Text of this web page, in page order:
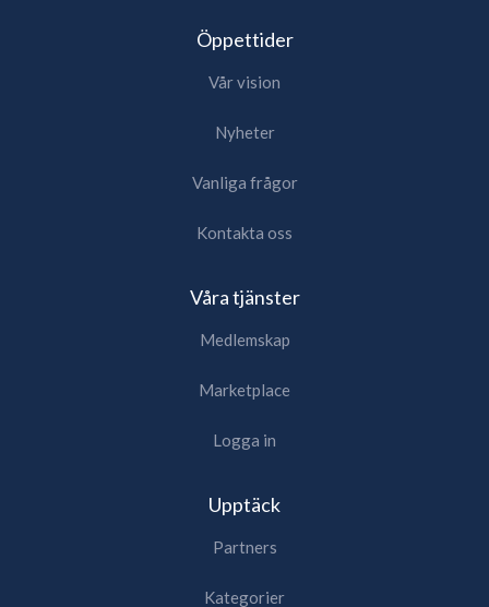
Öppettider
Vår vision
Nyheter
Vanliga frågor
Kontakta oss
Våra tjänster
Medlemskap
Marketplace
Logga in
Upptäck
Partners
Kategorier